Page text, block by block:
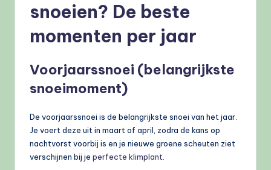
snoeien? De beste
momenten per jaar
Voorjaarssnoei (belangrijkste
snoeimoment)
De voorjaarssnoei is de belangrijkste snoei van het jaar.
Je voert deze uit in maart of april, zodra de kans op
nachtvorst voorbij is en je nieuwe groene scheuten ziet
verschijnen bij je perfecte klimplant.